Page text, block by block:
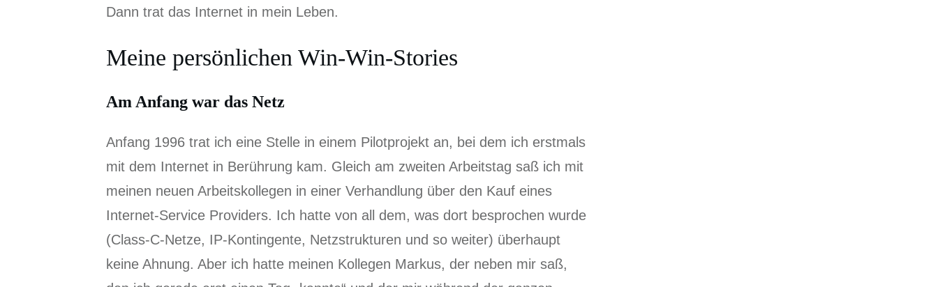
Dann trat das Internet in mein Leben.
Meine persönlichen Win-Win-Stories
Am Anfang war das Netz
Anfang 1996 trat ich eine Stelle in einem Pilotprojekt an, bei dem ich erstmals
mit dem Internet in Berührung kam. Gleich am zweiten Arbeitstag saß ich mit
meinen neuen Arbeitskollegen in einer Verhandlung über den Kauf eines
Internet-Service Providers. Ich hatte von all dem, was dort besprochen wurde
(Class-C-Netze, IP-Kontingente, Netzstrukturen und so weiter) überhaupt
keine Ahnung. Aber ich hatte meinen Kollegen Markus, der neben mir saß,